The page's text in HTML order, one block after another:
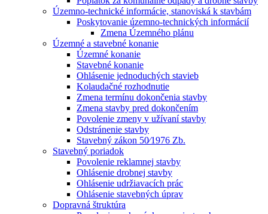
Územno-technické informácie, stanoviská k stavbám
Poskytovanie územno-technických informácií
Zmena Územného plánu
Územné a stavebné konanie
Územné konanie
Stavebné konanie
Ohlásenie jednoduchých stavieb
Kolaudačné rozhodnutie
Zmena termínu dokončenia stavby
Zmena stavby pred dokončením
Povolenie zmeny v užívaní stavby
Odstránenie stavby
Stavebný zákon 50⁄1976 Zb.
Stavebný poriadok
Povolenie reklamnej stavby
Ohlásenie drobnej stavby
Ohlásenie udržiavacích prác
Ohlásenie stavebných úprav
Dopravná štruktúra